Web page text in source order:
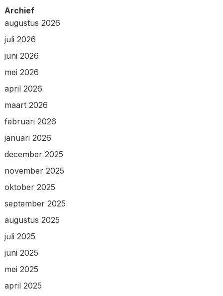
Archief
augustus 2026
juli 2026
juni 2026
mei 2026
april 2026
maart 2026
februari 2026
januari 2026
december 2025
november 2025
oktober 2025
september 2025
augustus 2025
juli 2025
juni 2025
mei 2025
april 2025